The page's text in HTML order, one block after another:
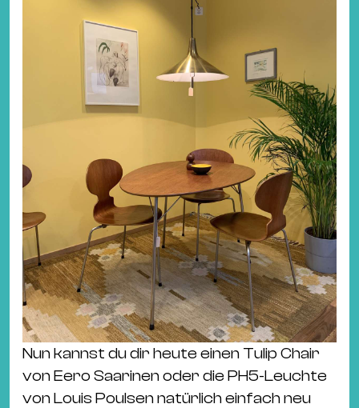
Nun kannst du dir heute einen Tulip Chair
von Eero Saarinen oder die PH5-Leuchte
von Louis Poulsen natürlich einfach neu